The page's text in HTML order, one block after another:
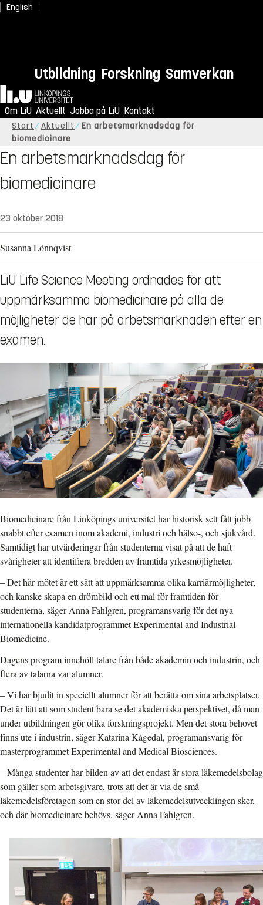
English
Utbildning Forskning Samverkan
Hem
Om LiU Aktuellt Jobba på LiU Kontakt
Start Aktuellt
En arbetsmarknadsdag för
biomedicinare
En arbetsmarknadsdag för
biomedicinare
23 oktober 2018
Susanna Lönnqvist
LiU Life Science Meeting ordnades för att
uppmärksamma biomedicinare på alla de
möjligheter de har på arbetsmarknaden efter en
examen.
Biomedicinare från Linköpings universitet har historisk sett fått jobb
snabbt efter examen inom akademi, industri och hälso-, och sjukvård.
Samtidigt har utvärderingar från studenterna visat på att de haft
svårigheter att identifiera bredden av framtida yrkesmöjligheter.
– Det här mötet är ett sätt att uppmärksamma olika karriärmöjligheter,
och kanske skapa en drömbild och ett mål för framtiden för
studenterna, säger Anna Fahlgren, programansvarig för det nya
internationella kandidatprogrammet Experimental and Industrial
Biomedicine.
Dagens program innehöll talare från både akademin och industrin, och
flera av talarna var alumner.
– Vi har bjudit in speciellt alumner för att berätta om sina arbetsplatser.
Det är lätt att som student bara se det akademiska perspektivet, då man
under utbildningen gör olika forskningsprojekt. Men det stora behovet
finns ute i industrin, säger Katarina Kågedal, programansvarig för
masterprogrammet Experimental and Medical Biosciences.
– Många studenter har bilden av att det endast är stora läkemedelsbolag
som gäller som arbetsgivare, trots att det är via de små
läkemedelsföretagen som en stor del av läkemedelsutvecklingen sker,
och där biomedicinare behövs, säger Anna Fahlgren.